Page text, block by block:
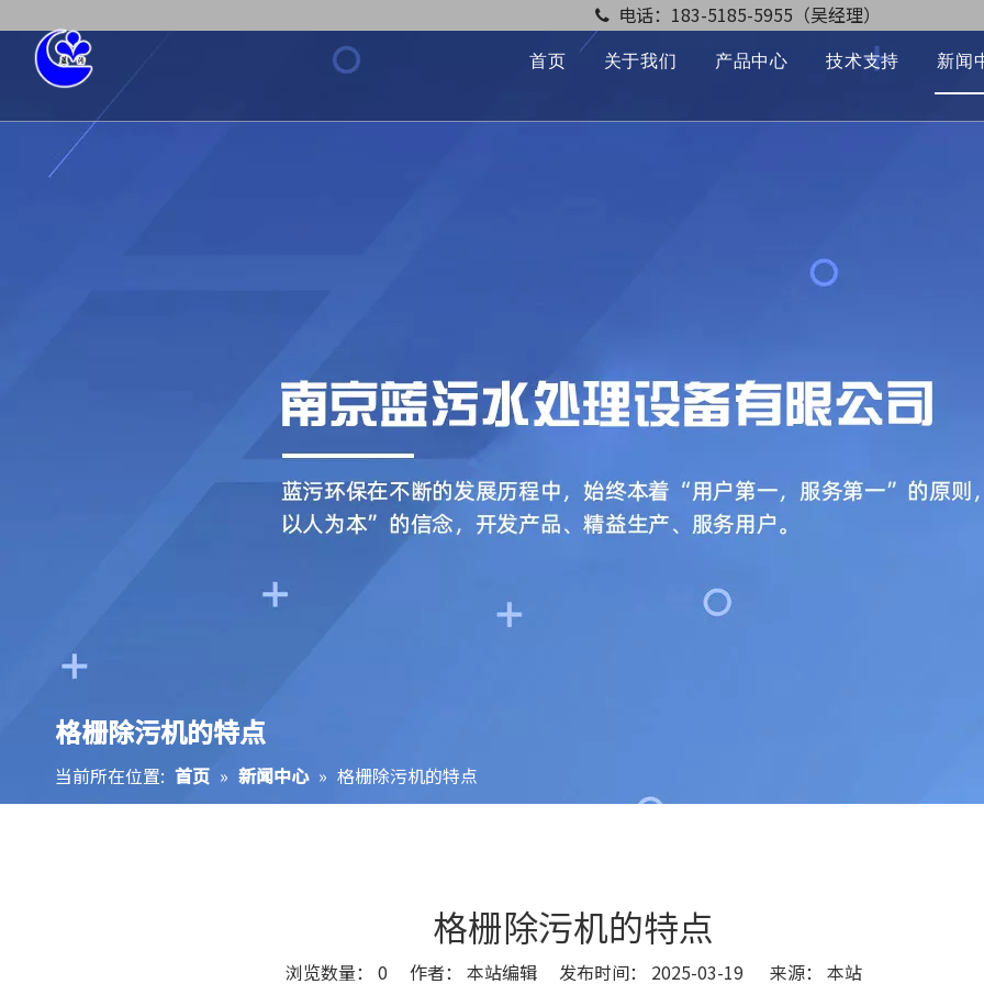
 电话：183-5185-5955（吴经理）
首页 关于我们 产品中心 技术支持 新闻
格栅除污机的特点
当前所在位置: 首页 » 新闻中心 » 格栅除污机的特点
格栅除污机的特点
浏览数量： 0 作者： 本站编辑 发布时间： 2025-03-19 来源： 本站